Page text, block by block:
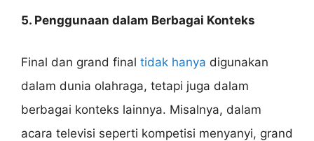
5. Penggunaan dalam Berbagai Konteks
Final dan grand final tidak hanya digunakan
dalam dunia olahraga, tetapi juga dalam
berbagai konteks lainnya. Misalnya, dalam
acara televisi seperti kompetisi menyanyi, grand